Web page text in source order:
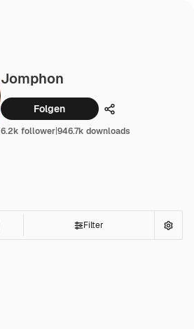
Jomphon
Folgen Teilen
6.2k follower|946.7k downloads
Filter